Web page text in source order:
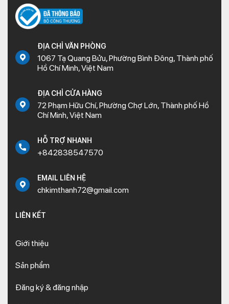
ĐỊA CHỈ VĂN PHÒNG
1067 Tạ Quang Bửu, Phường Bình Đông, Thành phố
Hồ Chí Minh, Việt Nam
ĐỊA CHỈ CỬA HÀNG
72 Phạm Hữu Chí, Phường Chợ Lớn, Thành phố Hồ
Chí Minh, Việt Nam
HỖ TRỢ NHANH
+842838547570
EMAIL LIÊN HỆ
chkimthanh72@gmail.com
LIÊN KẾT
Giới thiệu
Sản phẩm
Đăng ký & đăng nhập